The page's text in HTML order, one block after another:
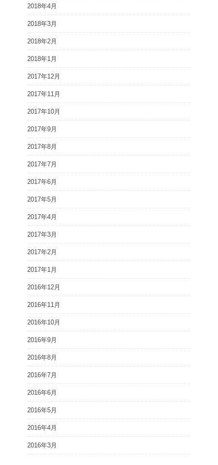
2018年4月
2018年3月
2018年2月
2018年1月
2017年12月
2017年11月
2017年10月
2017年9月
2017年8月
2017年7月
2017年6月
2017年5月
2017年4月
2017年3月
2017年2月
2017年1月
2016年12月
2016年11月
2016年10月
2016年9月
2016年8月
2016年7月
2016年6月
2016年5月
2016年4月
2016年3月